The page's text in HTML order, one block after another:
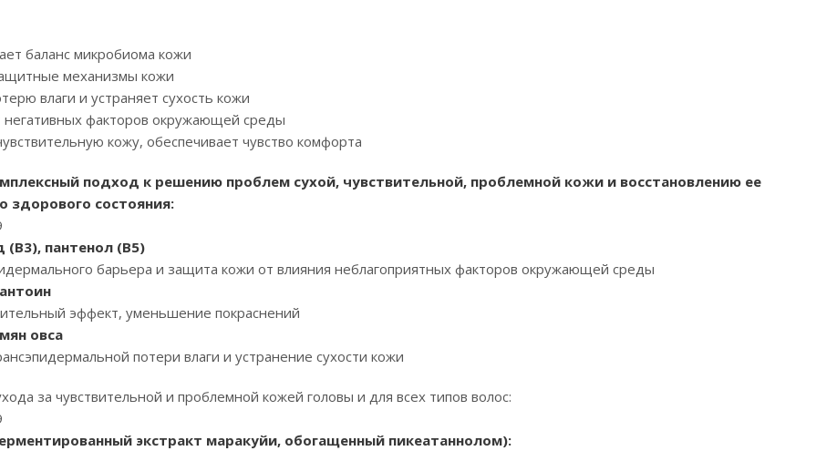
баланс микробиома кожи
механизмы кожи
влаги и устраняет сухость кожи
факторов окружающей среды
кожу, обеспечивает чувство комфорта
подход к решению проблем сухой, чувствительной, проблемной кожи и восстановлению ее
здорового состояния:
(В3), пантенол (В5)
барьера и защита кожи от влияния неблагоприятных факторов окружающей среды
эффект, уменьшение покраснений
овса
потери влаги и устранение сухости кожи
за чувствительной и проблемной кожей головы и для всех типов волос:
экстракт маракуйи, обогащенный пикеатаннолом):